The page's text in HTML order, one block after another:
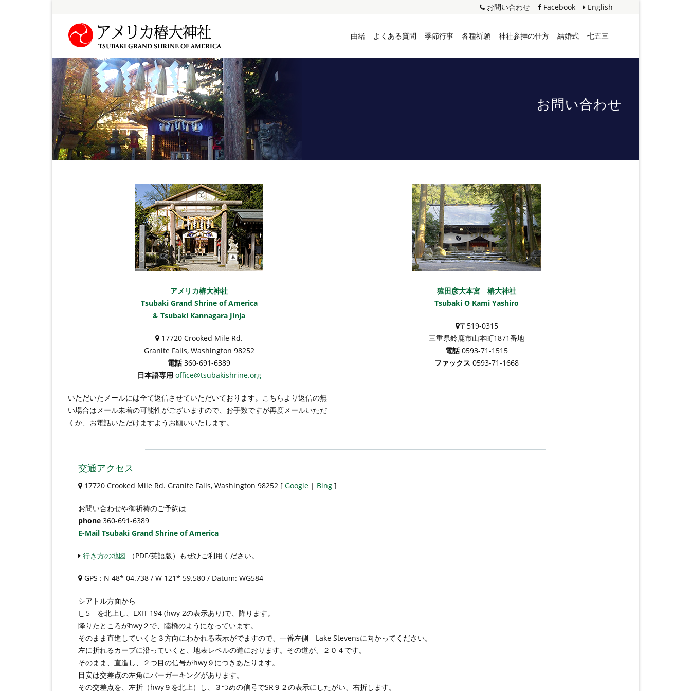
お問い合わせ Facebook English
由緒 よくある質問 季節行事 各種祈願 神社参拝の仕方 結婚式 七五三
お問い合わせ
アメリカ椿大神社
Tsubaki Grand Shrine of America
& Tsubaki Kannagara Jinja
17720 Crooked Mile Rd.
Granite Falls, Washington 98252
電話360-691-6389
日本語専用 office@tsubakishrine.org
いただいたメールには全て返信させていただいております。こちらより返信の無
い場合はメール未着の可能性がございますので、お手数ですが再度メールいただ
くか、お電話いただけますようお願いいたします。
猿田彦大本宮 椿大神社
Tsubaki O Kami Yashiro
〒519-0315
三重県鈴鹿市山本町1871番地
電話0593-71-1515
ファックス 0593-71-1668
交通アクセス
17720 Crooked Mile Rd. Granite Falls, Washington 98252 [ Google | Bing ]
お問い合わせや御祈祷のご予約は
phone 360-691-6389
E-Mail Tsubaki Grand Shrine of America
行き方の地図 （PDF/英語版）もぜひご利用ください。
GPS : N 48* 04.738 / W 121* 59.580 / Datum: WG584
シアトル方面から
I_-5 を北上し、EXIT 194 (hwy 2の表示あり)で、降ります。
降りたところがhwy２で、陸橋のようになっています。
そのまま直進していくと３方向にわかれる表示がでますので、一番左側 Lake Stevensに向かってください。
左に折れるカーブに沿っていくと、地表レベルの道におります。その道が、２０４です。
そのまま、直進し、２つ目の信号がhwy９につきあたります。
目安は交差点の左角にバーガーキングがあります。
その交差点を、左折（hwy９を北上）し、３つめの信号でSR９２の表示にしたがい、右折します。